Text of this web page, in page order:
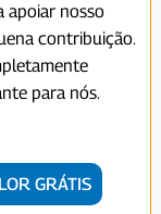
apoiar nosso
contribuição.
para nós.
GRÁTIS